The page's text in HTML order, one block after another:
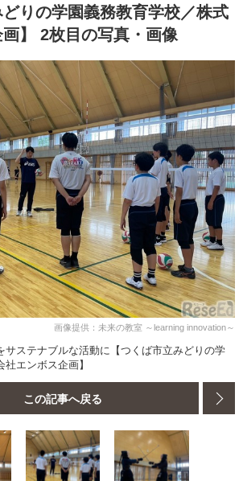
どりの学園義務教育学校／株式
】 2枚目の写真・画像
画像提供：未来の教室 ～learning innovation～
サステナブルな活動に【つくば市立みどりの学
エンボス企画】
この記事へ戻る